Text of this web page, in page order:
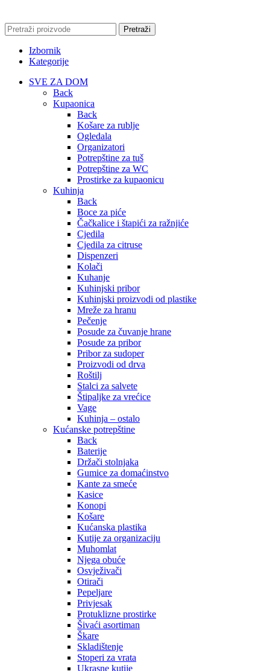
Pretraži
Izbornik
Kategorije
SVE ZA DOM
Back
Kupaonica
Back
Košare za rublje
Ogledala
Organizatori
Potrepštine za tuš
Potrepštine za WC
Prostirke za kupaonicu
Kuhinja
Back
Boce za piće
Čačkalice i štapići za ražnjiće
Cjedila
Cjedila za citruse
Dispenzeri
Kolači
Kuhanje
Kuhinjski pribor
Kuhinjski proizvodi od plastike
Mreže za hranu
Pečenje
Posude za čuvanje hrane
Posude za pribor
Pribor za sudoper
Proizvodi od drva
Roštilj
Stalci za salvete
Štipaljke za vrećice
Vage
Kuhinja – ostalo
Kućanske potrepštine
Back
Baterije
Držači stolnjaka
Gumice za domaćinstvo
Kante za smeće
Kasice
Konopi
Košare
Kućanska plastika
Kutije za organizaciju
Muhomlat
Njega obuće
Osvježivači
Otirači
Pepeljare
Privjesak
Protuklizne prostirke
Šivaći asortiman
Škare
Skladištenje
Stoperi za vrata
Ukrasne kutije